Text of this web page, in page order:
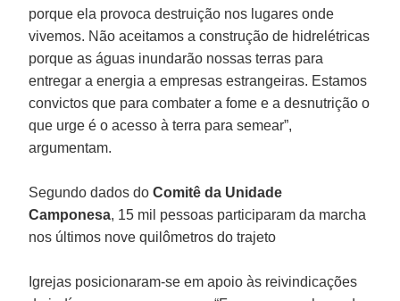
porque ela provoca destruição nos lugares onde
vivemos. Não aceitamos a construção de hidrelétricas
porque as águas inundarão nossas terras para
entregar a energia a empresas estrangeiras. Estamos
convictos que para combater a fome e a desnutrição o
que urge é o acesso à terra para semear”,
argumentam.
Segundo dados doComitê da Unidade
Camponesa, 15 mil pessoas participaram da marcha
nos últimos nove quilômetros do trajeto
Igrejas posicionaram-se em apoio às reivindicações